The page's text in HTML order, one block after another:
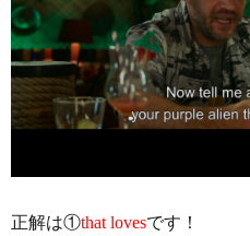
正解は①that lovesです！